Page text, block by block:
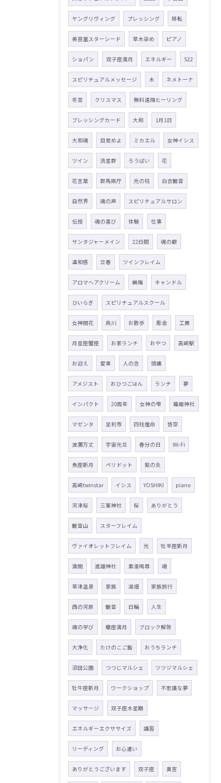
ヤングリヴィング プレッシング 移転
美容室スターシード 草木染め ピアノ
ショパン 双子座満月 エネルギー 522
スピリチュアルメッセージ 木 ネメトーナ
冬至 クリスマス 無料遠隔ヒーリング
ブレッシングカード 大和 1月1日
大和魂 目覚めよ ミカエル 女神イシス
ツイン 流星群 ろうばい 花
花言葉 群馬県庁 光の柱 白衣観音
自然界 魂の声 スピリチュアルサロン
伝授 魂の喜び 体験 仕事
サンタジャーメイン 22日間 魂の癖
違和感 立春 ツインフレイム
アロマヘアクリーム 蝋梅 キャンドル
ひいらぎ スピリチュアルスクール
女神開花 烏川 お散歩 彫金 工房
月星座蟹座 お家ランチ おやつ 高崎駅
お迎え 愛車 人の念 頭痛
アメジスト おひつごはん ランチ 夢
インパクト 20周年 女神の雫 織姫神社
マゼンタ 足利市 四柱推命 悟空
波瀾万丈 宇宙元旦 春分の日 Wi-Fi
魚座新月 ペリドット 紫の炎
高崎twinstar イシス YOSHIKI piano
河津桜 三峯神社 桜 ありがとう
観音山 スターフレイム
ヴァイオレットフレイム 光 牡羊座新月
満開 進雄神社 素戔嗚尊 魂
草津温泉 家族 湯畑 家族旅行
西の河原 観音 日輪 人生
魂の学び 蠍座満月 ブロック解除
大浄化 たけのこご飯 おうちランチ
沼田公園 つつじマルシェ ツツジマルシェ
牡牛座新月 ワークショップ 不思議な夢
マッサージ 双子座木星期
エネルギーエクササイズ 講習
リーディング お心遣い
ありがとうございます 双子座 奥宮